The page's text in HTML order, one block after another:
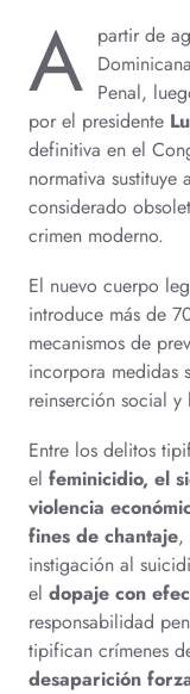
A partir de
Penal,
por el presidente
definitiva en el
normativa
considerado
crimen moderno.
El nuevo cuerpo
introduce más de
mecanismos de
incorpora medidas
reinserción social
Entre los delitos
el feminicidio, el
violencia
fines de chantaje,
instigación al
el dopaje con
responsabilidad
tipifican crímenes
desaparición